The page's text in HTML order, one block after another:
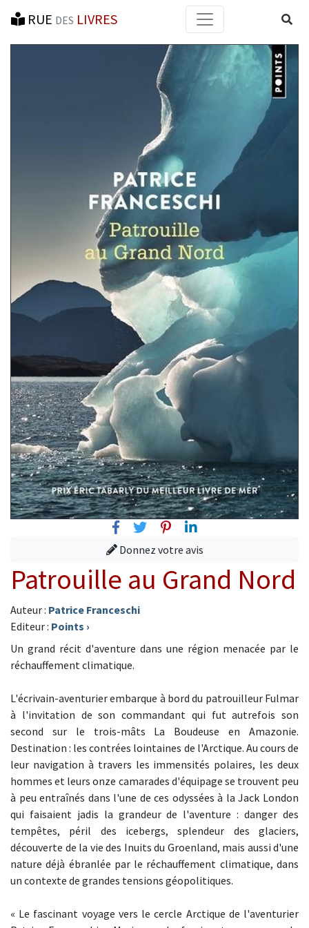
RUE DES LIVRES
FacebookTwitterPinterest
Linkedin
Donnez votre avis
Patrouille au Grand Nord
Auteur : Patrice Franceschi
Editeur : Points ›
Un grand récit d'aventure dans une région menacée par le
réchauffement climatique.
L'écrivain-aventurier embarque à bord du patrouilleur Fulmar
à l'invitation de son commandant qui fut autrefois son
second sur le trois-mâts La Boudeuse en Amazonie.
Destination : les contrées lointaines de l'Arctique. Au cours de
leur navigation à travers les immensités polaires, les deux
hommes et leurs onze camarades d'équipage se trouvent peu
à peu entraînés dans l'une de ces odyssées à la Jack London
qui faisaient jadis la grandeur de l'aventure : danger des
tempêtes, péril des icebergs, splendeur des glaciers,
découverte de la vie des Inuits du Groenland, mais aussi d'une
nature déjà ébranlée par le réchauffement climatique, dans
un contexte de grandes tensions géopolitiques.
« Le fascinant voyage vers le cercle Arctique de l'aventurier